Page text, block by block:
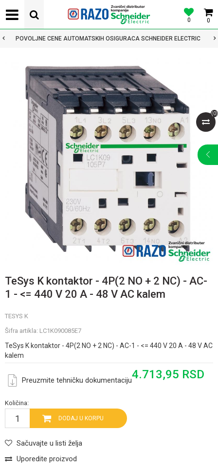
0
0
POVOLJNE CENE AUTOMATSKIH OSIGURACA SCHNEIDER ELECTRIC
(0)
TeSys K kontaktor - 4P(2 NO + 2 NC) - AC-
1 - <= 440 V 20 A - 48 V AC kalem
TESYS K
Šifra artikla: LC1K090085E7
TeSys K kontaktor - 4P(2 NO + 2 NC) - AC-1 - <= 440 V 20 A - 48 V AC
kalem
Preuzmite tehničku dokumentaciju4.713,95 RSD
Količina:
DODAJ U KORPU
Sačuvajte u listi želja
Uporedite proizvod